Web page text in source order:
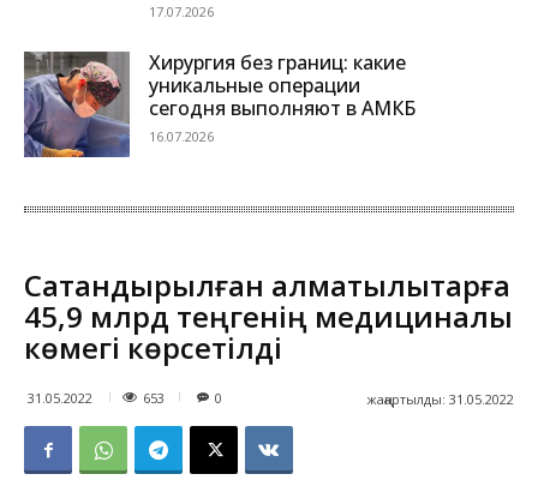
17.07.2026
Хирургия без границ: какие
уникальные операции
сегодня выполняют в АМКБ
16.07.2026